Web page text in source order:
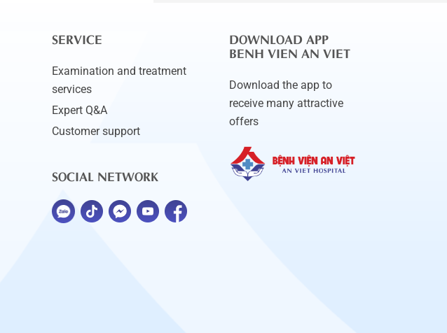
SERVICE
Examination and treatment
services
Expert Q&A
Customer support
SOCIAL NETWORK
DOWNLOAD APP
BENH VIEN AN VIET
Download the app to
receive many attractive
offers